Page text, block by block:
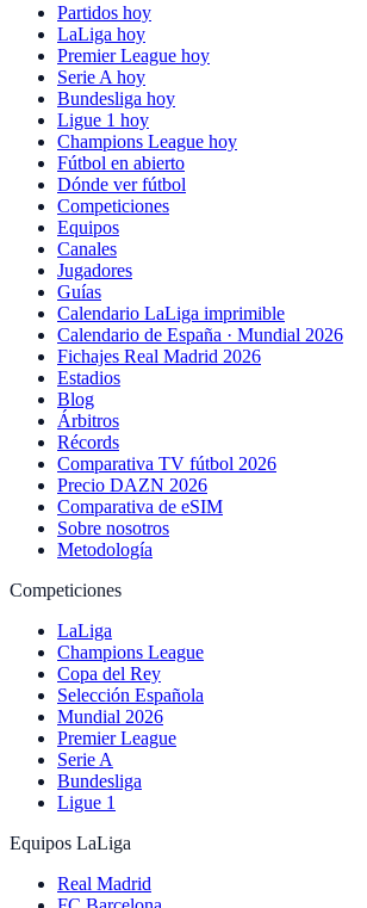
Partidos hoy
LaLiga hoy
Premier League hoy
Serie A hoy
Bundesliga hoy
Ligue 1 hoy
Champions League hoy
Fútbol en abierto
Dónde ver fútbol
Competiciones
Equipos
Canales
Jugadores
Guías
Calendario LaLiga imprimible
Calendario de España · Mundial 2026
Fichajes Real Madrid 2026
Estadios
Blog
Árbitros
Récords
Comparativa TV fútbol 2026
Precio DAZN 2026
Comparativa de eSIM
Sobre nosotros
Metodología
Competiciones
LaLiga
Champions League
Copa del Rey
Selección Española
Mundial 2026
Premier League
Serie A
Bundesliga
Ligue 1
Equipos LaLiga
Real Madrid